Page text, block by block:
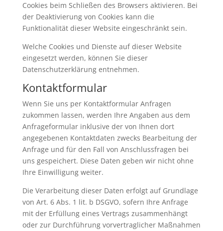
Cookies beim Schließen des Browsers aktivieren. Bei
der Deaktivierung von Cookies kann die
Funktionalität dieser Website eingeschränkt sein.
Welche Cookies und Dienste auf dieser Website
eingesetzt werden, können Sie dieser
Datenschutzerklärung entnehmen.
Kontaktformular
Wenn Sie uns per Kontaktformular Anfragen
zukommen lassen, werden Ihre Angaben aus dem
Anfrageformular inklusive der von Ihnen dort
angegebenen Kontaktdaten zwecks Bearbeitung der
Anfrage und für den Fall von Anschlussfragen bei
uns gespeichert. Diese Daten geben wir nicht ohne
Ihre Einwilligung weiter.
Die Verarbeitung dieser Daten erfolgt auf Grundlage
von Art. 6 Abs. 1 lit. b DSGVO, sofern Ihre Anfrage
mit der Erfüllung eines Vertrags zusammenhängt
oder zur Durchführung vorvertraglicher Maßnahmen